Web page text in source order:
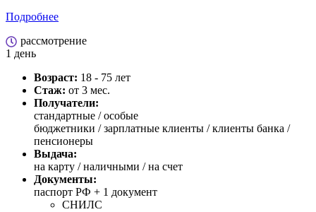
Подробнее
рассмотрение
1 день
Возраст: 18 - 75 лет
Стаж: от 3 мес.
Получатели:
стандартные /особые
бюджетники / зарплатные клиенты / клиенты банка /
пенсионеры
Выдача:
на карту / наличными / на счет
Документы:
паспорт РФ + 1 документ
СНИЛС